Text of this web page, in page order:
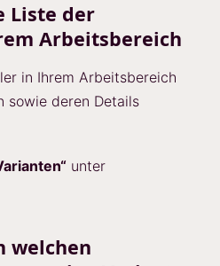
Liste der
Arbeitsbereich
in Ihrem Arbeitsbereich
sowie deren Details
unter
welchen